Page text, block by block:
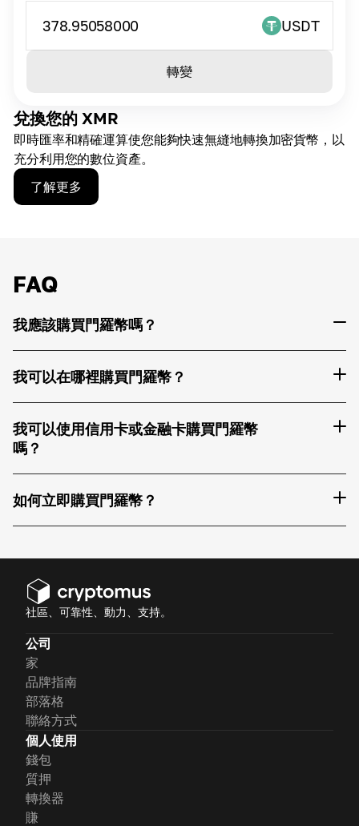
兌換您的 XMR
即時匯率和精確運算使您能夠快速無縫地轉換加密貨幣，以
充分利用您的數位資產。
了解更多
378.95058000 USDT
轉變
FAQ
我應該購買門羅幣嗎？
我可以在哪裡購買門羅幣？
我可以使用信用卡或金融卡購買門羅幣
嗎？
如何立即購買門羅幣？
社區、可靠性、動力、支持。
公司
家
品牌指南
部落格
聯絡方式
個人使用
錢包
質押
轉換器
賺